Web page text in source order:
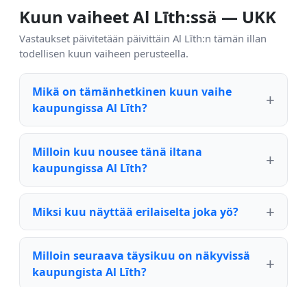
Kuun vaiheet Al Līth:ssä — UKK
Vastaukset päivitetään päivittäin Al Līth:n tämän illan
todellisen kuun vaiheen perusteella.
Mikä on tämänhetkinen kuun vaihe
kaupungissa Al Līth?
Milloin kuu nousee tänä iltana
kaupungissa Al Līth?
Miksi kuu näyttää erilaiselta joka yö?
Milloin seuraava täysikuu on näkyvissä
kaupungista Al Līth?